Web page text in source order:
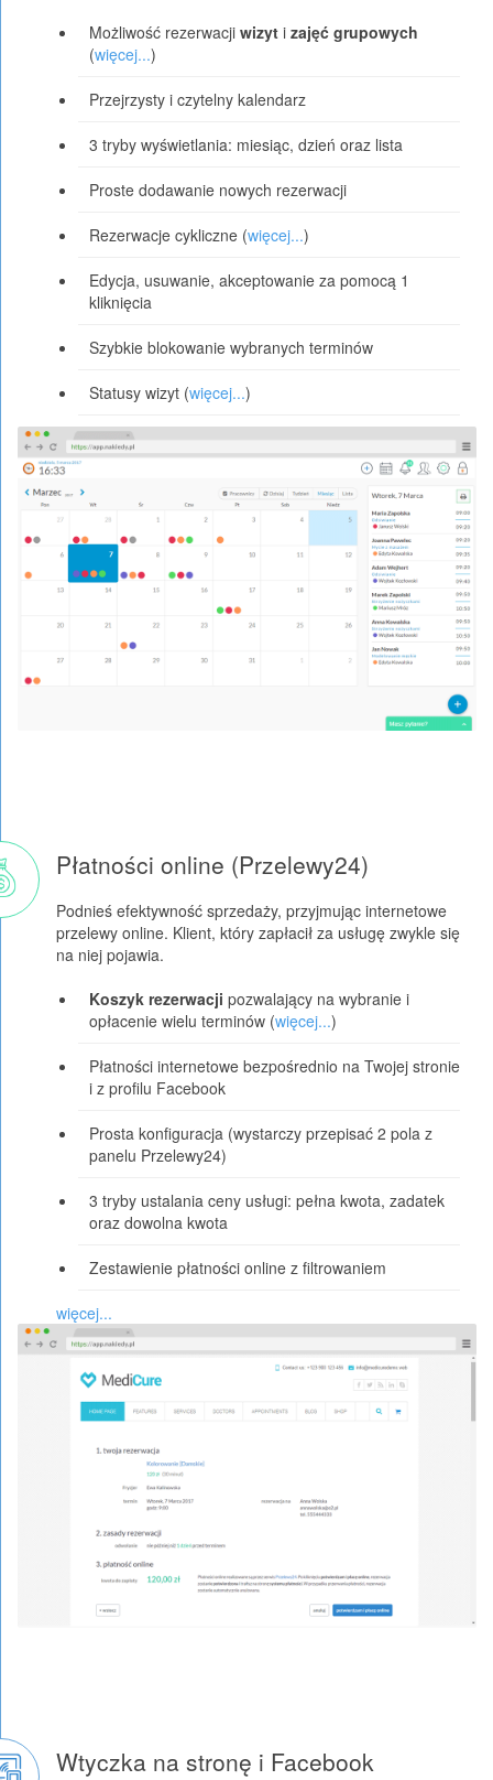
Możliwość rezerwacji wizyt i zajęć grupowych
(więcej...)
Przejrzysty i czytelny kalendarz
3 tryby wyświetlania: miesiąc, dzień oraz lista
Proste dodawanie nowych rezerwacji
Rezerwacje cykliczne (więcej...)
Edycja, usuwanie, akceptowanie za pomocą 1
kliknięcia
Szybkie blokowanie wybranych terminów
Statusy wizyt (więcej...)
Płatności online (Przelewy24)
Podnieś efektywność sprzedaży, przyjmując internetowe
przelewy online. Klient, który zapłacił za usługę zwykle się
na niej pojawia.
Koszyk rezerwacji pozwalający na wybranie i
opłacenie wielu terminów (więcej...)
Płatności internetowe bezpośrednio na Twojej stronie
i z profilu Facebook
Prosta konfiguracja (wystarczy przepisać 2 pola z
panelu Przelewy24)
3 tryby ustalania ceny usługi: pełna kwota, zadatek
oraz dowolna kwota
Zestawienie płatności online z filtrowaniem
więcej...
Wtyczka na stronę i Facebook